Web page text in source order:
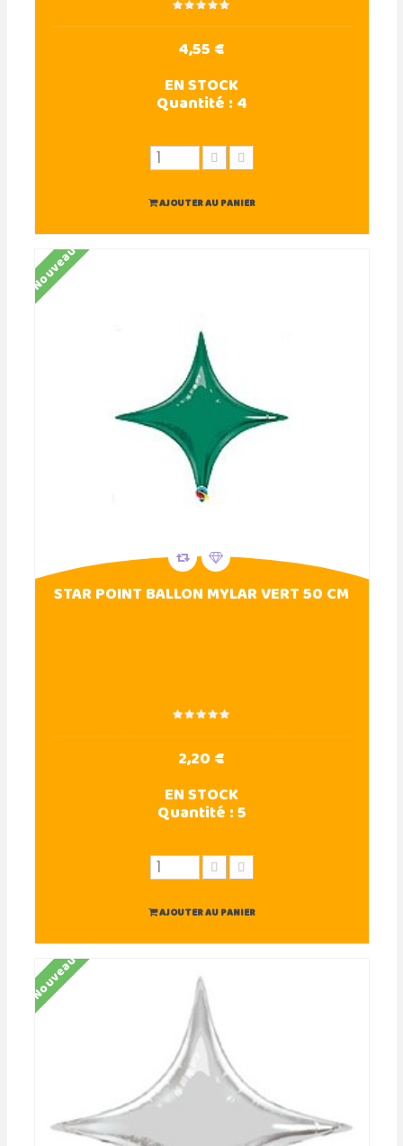
4,55 €
EN STOCK
Quantité :4
AJOUTER AU PANIER
Nouveau
STAR POINT BALLON MYLAR VERT 50 CM
2,20 €
EN STOCK
Quantité :5
AJOUTER AU PANIER
Nouveau